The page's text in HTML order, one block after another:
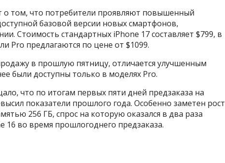
о том, что потребители проявляют повышенный
базовой версии новых смартфонов,
Стоимость стандартных iPhone 17 составляет $799, в
Pro предлагаются по цене от $1099.
в прошлую пятницу, отличается улучшенным
были доступны только в моделях Pro.
что по итогам первых пяти дней предзаказа на
показатели прошлого года. Особенно заметен рост
256 ГБ, спрос на которую оказался в два раза
во время прошлогоднего предзаказа.